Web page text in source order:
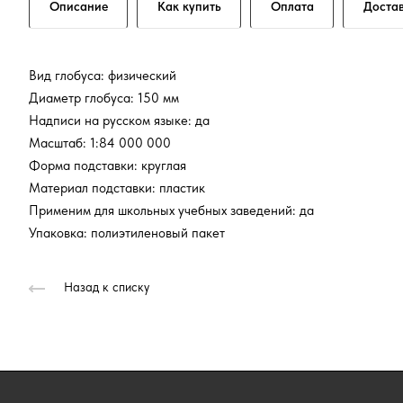
Описание Как купить Оплата
Вид глобуса: физический
Диаметр глобуса: 150 мм
Надписи на русском языке: да
Масштаб: 1:84 000 000
Форма подставки: круглая
Материал подставки: пластик
Применим для школьных учебных заведений: да
Упаковка: полиэтиленовый пакет
Назад к списку